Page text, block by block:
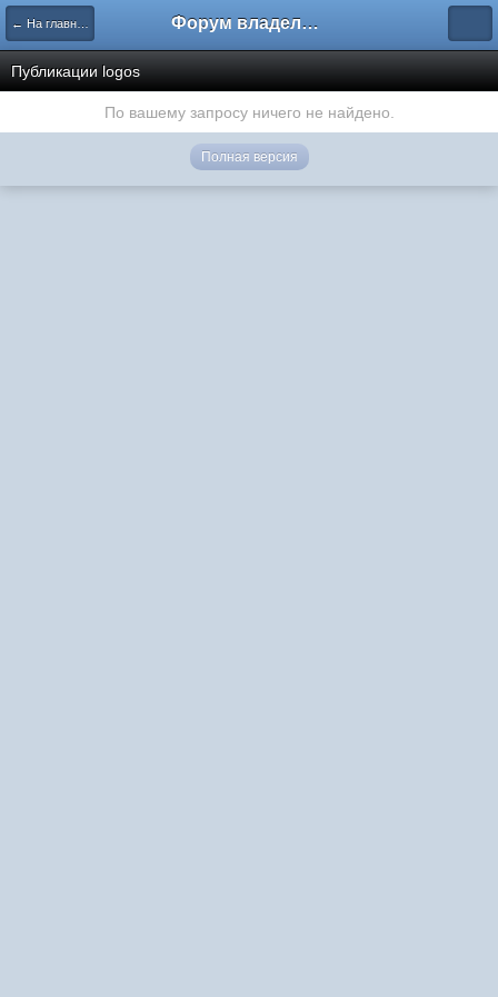
← На главную Форум владельцев интернет-магазинов
Публикации logos
По вашему запросу ничего не найдено.
Полная версия